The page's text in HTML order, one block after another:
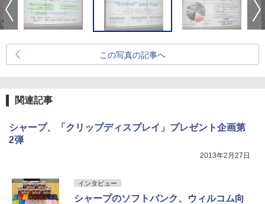
この写真の記事へ
関連記事
シャープ、「クリップディスプレイ」プレゼント企画第
2弾
2013年2月27日
インタビュー
シャープのソフトバンク、ウィルコム向